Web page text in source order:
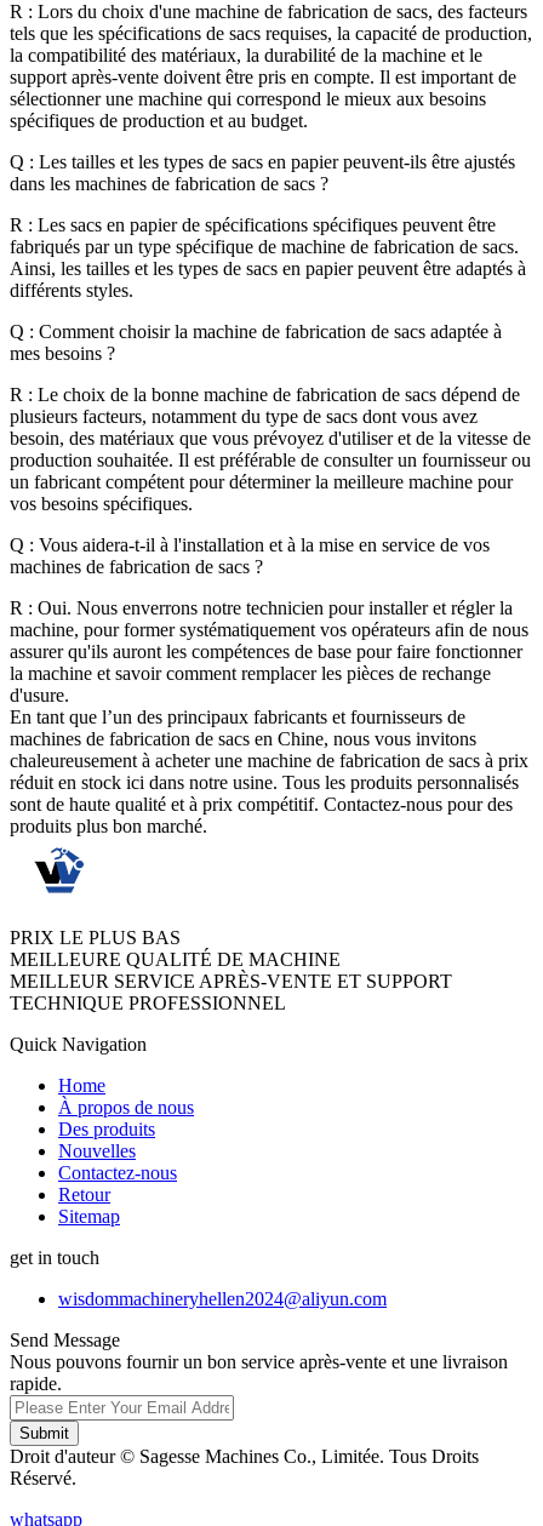
R : Lors du choix d'une machine de fabrication de sacs, des facteurs
tels que les spécifications de sacs requises, la capacité de production,
la compatibilité des matériaux, la durabilité de la machine et le
support après-vente doivent être pris en compte. Il est important de
sélectionner une machine qui correspond le mieux aux besoins
spécifiques de production et au budget.
Q : Les tailles et les types de sacs en papier peuvent-ils être ajustés
dans les machines de fabrication de sacs ?
R : Les sacs en papier de spécifications spécifiques peuvent être
fabriqués par un type spécifique de machine de fabrication de sacs.
Ainsi, les tailles et les types de sacs en papier peuvent être adaptés à
différents styles.
Q : Comment choisir la machine de fabrication de sacs adaptée à
mes besoins ?
R : Le choix de la bonne machine de fabrication de sacs dépend de
plusieurs facteurs, notamment du type de sacs dont vous avez
besoin, des matériaux que vous prévoyez d'utiliser et de la vitesse de
production souhaitée. Il est préférable de consulter un fournisseur ou
un fabricant compétent pour déterminer la meilleure machine pour
vos besoins spécifiques.
Q : Vous aidera-t-il à l'installation et à la mise en service de vos
machines de fabrication de sacs ?
R : Oui. Nous enverrons notre technicien pour installer et régler la
machine, pour former systématiquement vos opérateurs afin de nous
assurer qu'ils auront les compétences de base pour faire fonctionner
la machine et savoir comment remplacer les pièces de rechange
d'usure.
En tant que l’un des principaux fabricants et fournisseurs de
machines de fabrication de sacs en Chine, nous vous invitons
chaleureusement à acheter une machine de fabrication de sacs à prix
réduit en stock ici dans notre usine. Tous les produits personnalisés
sont de haute qualité et à prix compétitif. Contactez-nous pour des
produits plus bon marché.
PRIX LE PLUS BAS
MEILLEURE QUALITÉ DE MACHINE
MEILLEUR SERVICE APRÈS-VENTE ET SUPPORT
TECHNIQUE PROFESSIONNEL
Quick Navigation
Home
À propos de nous
Des produits
Nouvelles
Contactez-nous
Retour
Sitemap
get in touch
wisdommachineryhellen2024@aliyun.com
Send Message
Nous pouvons fournir un bon service après-vente et une livraison
rapide.
Submit
Droit d'auteur © Sagesse Machines Co., Limitée. Tous Droits
Réservé.
whatsapp